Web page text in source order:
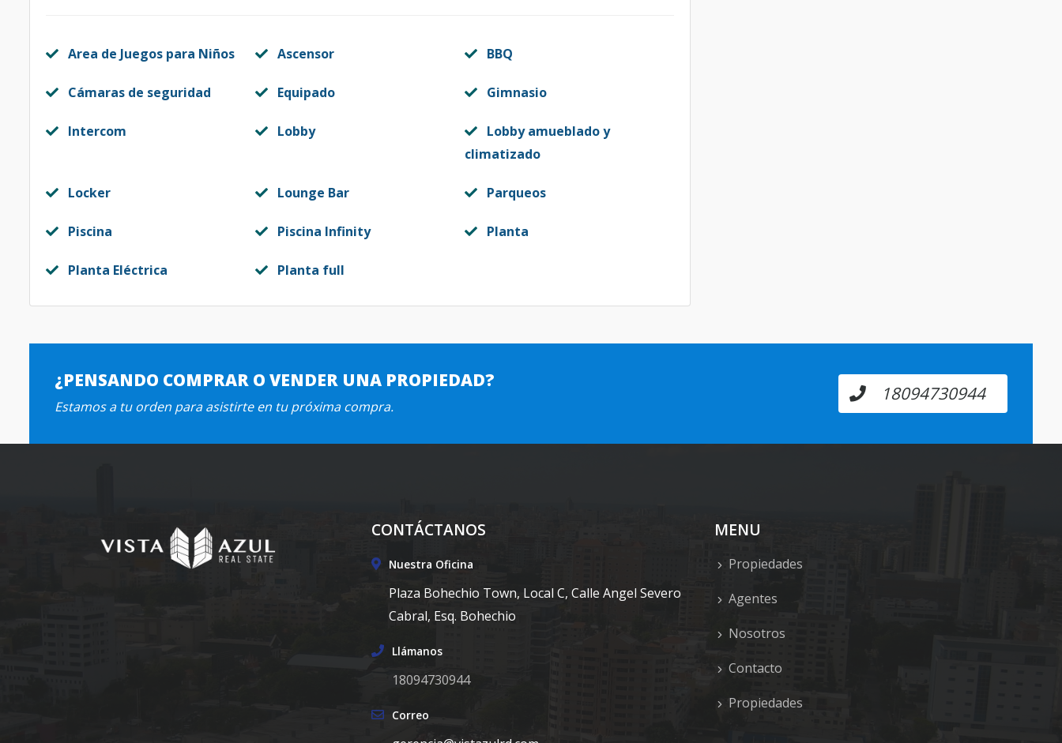
Area de Juegos para Niños Ascensor BBQ
Cámaras de seguridad Equipado Gimnasio
Intercom Lobby
Lobby amueblado y
climatizado
Locker Lounge Bar Parqueos
Piscina Piscina Infinity Planta
Planta Eléctrica Planta full
¿PENSANDO COMPRAR O VENDER UNA PROPIEDAD?
Estamos a tu orden para asistirte en tu próxima compra.
18094730944
CONTÁCTANOS
Nuestra Oficina
Plaza Bohechio Town, Local C, Calle Angel Severo
Cabral, Esq. Bohechio
Llámanos
18094730944
Correo
MENU
Propiedades
Agentes
Nosotros
Contacto
Propiedades